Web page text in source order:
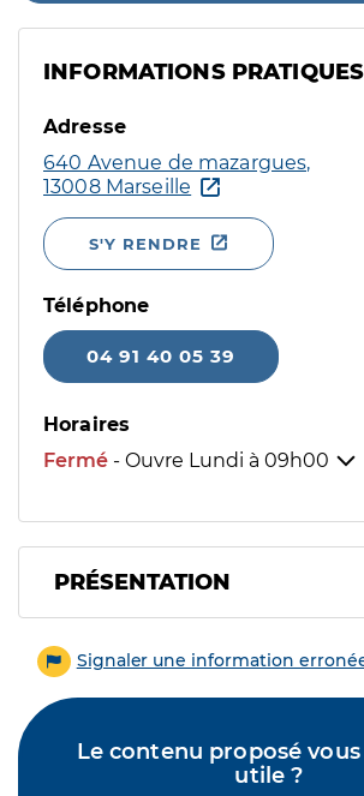
INFORMATIONS PRATIQUES
Adresse
640 Avenue de mazargues,
13008 Marseille
S'Y RENDRE
Téléphone
04 91 40 05 39
Horaires
Fermé - Ouvre Lundi à 09h00
PRÉSENTATION
Signaler une information
Le contenu proposé
utile ?